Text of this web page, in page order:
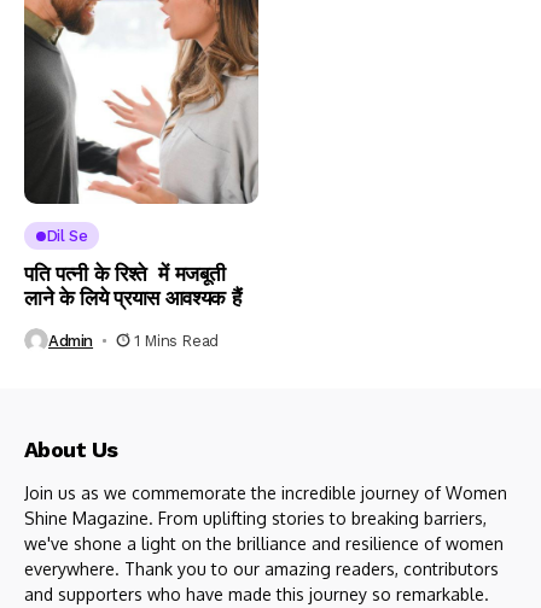
Dil Se
पति पत्नी के रिश्ते में मजबूती
लाने के लिये प्रयास आवश्यक हैं
Admin 1 Mins Read
About Us
Join us as we commemorate the incredible journey of Women
Shine Magazine. From uplifting stories to breaking barriers,
we've shone a light on the brilliance and resilience of women
everywhere. Thank you to our amazing readers, contributors
and supporters who have made this journey so remarkable.